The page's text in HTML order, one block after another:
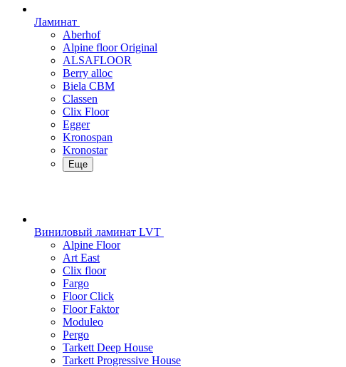
Ламинат
Aberhof
Alpine floor Original
ALSAFLOOR
Berry alloc
Biela CBM
Classen
Clix Floor
Egger
Kronospan
Kronostar
Еще
Виниловый ламинат LVT
Alpine Floor
Art East
Clix floor
Fargo
Floor Click
Floor Faktor
Moduleo
Pergo
Tarkett Deep House
Tarkett Progressive House